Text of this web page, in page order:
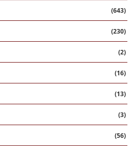
(643)
(230)
(2)
(16)
(13)
(3)
(56)